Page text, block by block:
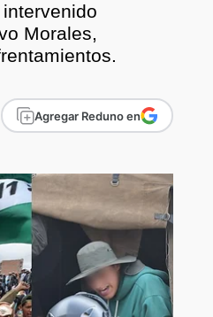
Morales,
Agregar Reduno en